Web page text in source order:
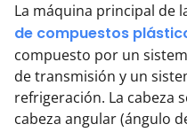
La máquina principal de
de compuestos
compuesto por un
de transmisión y un
refrigeración. La cabeza
cabeza angular (ángulo